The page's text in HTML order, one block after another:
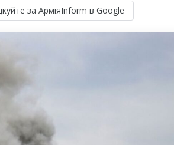
за АрміяInform в Google